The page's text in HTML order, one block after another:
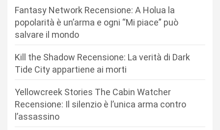
Fantasy Network Recensione: A Holua la
popolarità è un’arma e ogni “Mi piace” può
salvare il mondo
Kill the Shadow Recensione: La verità di Dark
Tide City appartiene ai morti
Yellowcreek Stories The Cabin Watcher
Recensione: Il silenzio è l’unica arma contro
l’assassino